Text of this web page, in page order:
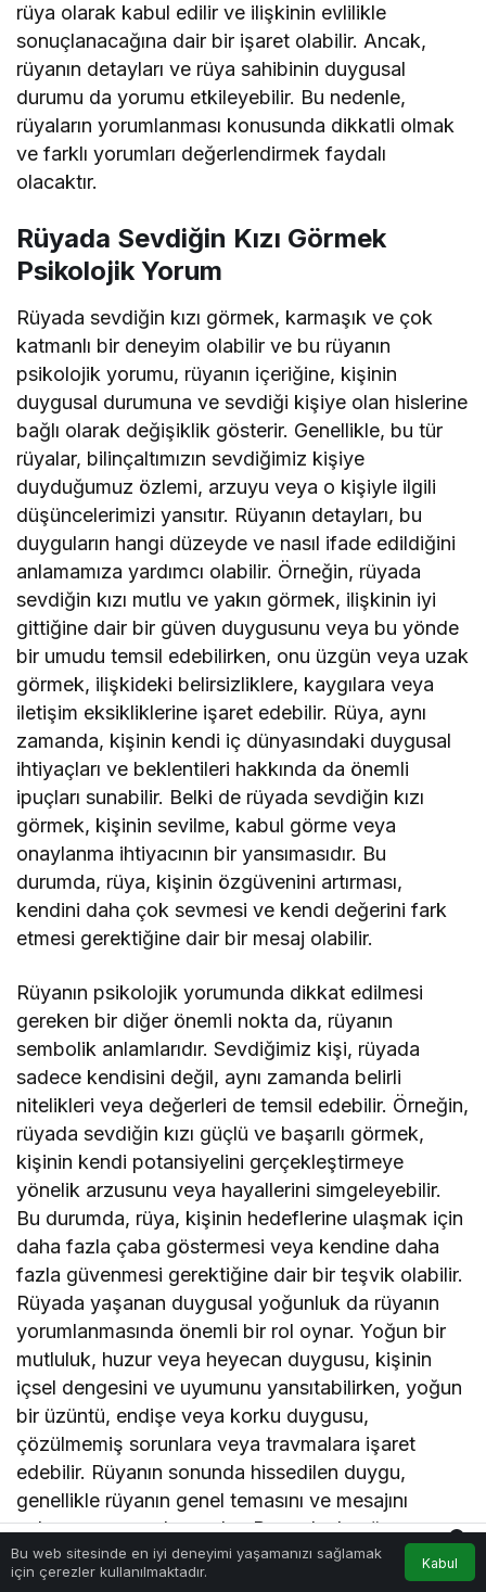
rüya olarak kabul edilir ve ilişkinin evlilikle
sonuçlanacağına dair bir işaret olabilir. Ancak,
rüyanın detayları ve rüya sahibinin duygusal
durumu da yorumu etkileyebilir. Bu nedenle,
rüyaların yorumlanması konusunda dikkatli olmak
ve farklı yorumları değerlendirmek faydalı
olacaktır.
Rüyada Sevdiğin Kızı Görmek
Psikolojik Yorum
Rüyada sevdiğin kızı görmek, karmaşık ve çok
katmanlı bir deneyim olabilir ve bu rüyanın
psikolojik yorumu, rüyanın içeriğine, kişinin
duygusal durumuna ve sevdiği kişiye olan hislerine
bağlı olarak değişiklik gösterir. Genellikle, bu tür
rüyalar, bilinçaltımızın sevdiğimiz kişiye
duyduğumuz özlemi, arzuyu veya o kişiyle ilgili
düşüncelerimizi yansıtır. Rüyanın detayları, bu
duyguların hangi düzeyde ve nasıl ifade edildiğini
anlamamıza yardımcı olabilir. Örneğin, rüyada
sevdiğin kızı mutlu ve yakın görmek, ilişkinin iyi
gittiğine dair bir güven duygusunu veya bu yönde
bir umudu temsil edebilirken, onu üzgün veya uzak
görmek, ilişkideki belirsizliklere, kaygılara veya
iletişim eksikliklerine işaret edebilir. Rüya, aynı
zamanda, kişinin kendi iç dünyasındaki duygusal
ihtiyaçları ve beklentileri hakkında da önemli
ipuçları sunabilir. Belki de rüyada sevdiğin kızı
görmek, kişinin sevilme, kabul görme veya
onaylanma ihtiyacının bir yansımasıdır. Bu
durumda, rüya, kişinin özgüvenini artırması,
kendini daha çok sevmesi ve kendi değerini fark
etmesi gerektiğine dair bir mesaj olabilir.
Rüyanın psikolojik yorumunda dikkat edilmesi
gereken bir diğer önemli nokta da, rüyanın
sembolik anlamlarıdır. Sevdiğimiz kişi, rüyada
sadece kendisini değil, aynı zamanda belirli
nitelikleri veya değerleri de temsil edebilir. Örneğin,
rüyada sevdiğin kızı güçlü ve başarılı görmek,
kişinin kendi potansiyelini gerçekleştirmeye
yönelik arzusunu veya hayallerini simgeleyebilir.
Bu durumda, rüya, kişinin hedeflerine ulaşmak için
daha fazla çaba göstermesi veya kendine daha
fazla güvenmesi gerektiğine dair bir teşvik olabilir.
Rüyada yaşanan duygusal yoğunluk da rüyanın
yorumlanmasında önemli bir rol oynar. Yoğun bir
mutluluk, huzur veya heyecan duygusu, kişinin
içsel dengesini ve uyumunu yansıtabilirken, yoğun
bir üzüntü, endişe veya korku duygusu,
çözülmemiş sorunlara veya travmalara işaret
edebilir. Rüyanın sonunda hissedilen duygu,
genellikle rüyanın genel temasını ve mesajını
anlamamıza yardımcı olur. Bu nedenle, rüyayı
hatırladıktan sonra, o rüya sırasında ve sonrasında
hissedilen duyguları not almak, rüyanın daha derin
Bu web sitesinde en iyi deneyimi yaşamanızı sağlamak
için çerezler kullanılmaktadır.
Kabul
Anasayfa Akış Bildirimler